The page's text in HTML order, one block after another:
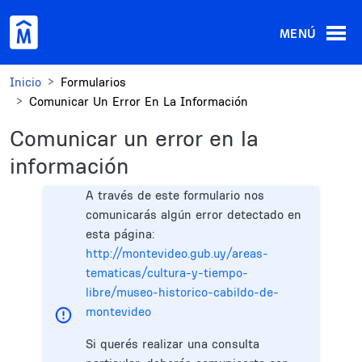
MENÚ
Inicio
Formularios
Comunicar Un Error En La Información
Comunicar un error en la
información
A través de este formulario nos
comunicarás algún error detectado en
esta página:
http://montevideo.gub.uy/areas-
tematicas/cultura-y-tiempo-
libre/museo-historico-cabildo-de-
montevideo
Si querés realizar una consulta